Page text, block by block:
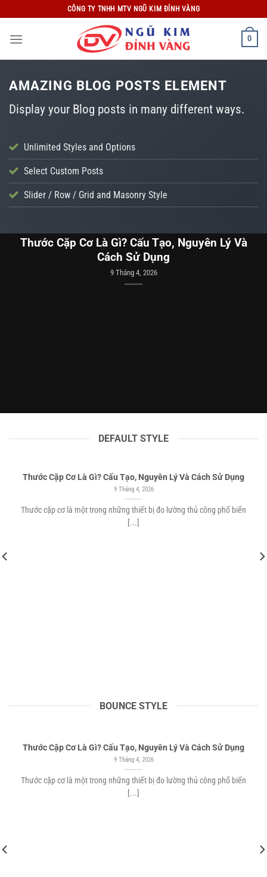
qua
nội
CÔNG TY TNHH MTV NGŨ KIM ĐỈNH VÀNG
0
AMAZING BLOG POSTS ELEMENT
Display your Blog posts in many different ways.
Unlimited Styles and Options
Select Custom Posts
Slider / Row / Grid and Masonry Style
Thước Cặp Cơ Là Gì? Cấu Tạo, Nguyên Lý Và
Cách Sử Dụng
9 Tháng 4, 2026
DEFAULT STYLE
Thước Cặp Cơ Là Gì? Cấu Tạo, Nguyên Lý Và Cách Sử Dụng
9 Tháng 4, 2026
Thước cặp cơ là một trong những thiết bị đo lường thủ công phổ biến
[...]
BOUNCE STYLE
Thước Cặp Cơ Là Gì? Cấu Tạo, Nguyên Lý Và Cách Sử Dụng
9 Tháng 4, 2026
Thước cặp cơ là một trong những thiết bị đo lường thủ công phổ biến
[...]